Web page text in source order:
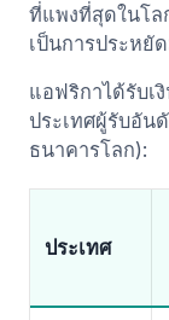
ที่แพงที่สุดในโล
เป็นการประหยั
แอฟริกาได้รับ
ประเทศผู้รับอัน
ธนาคารโลก):
ประเทศ